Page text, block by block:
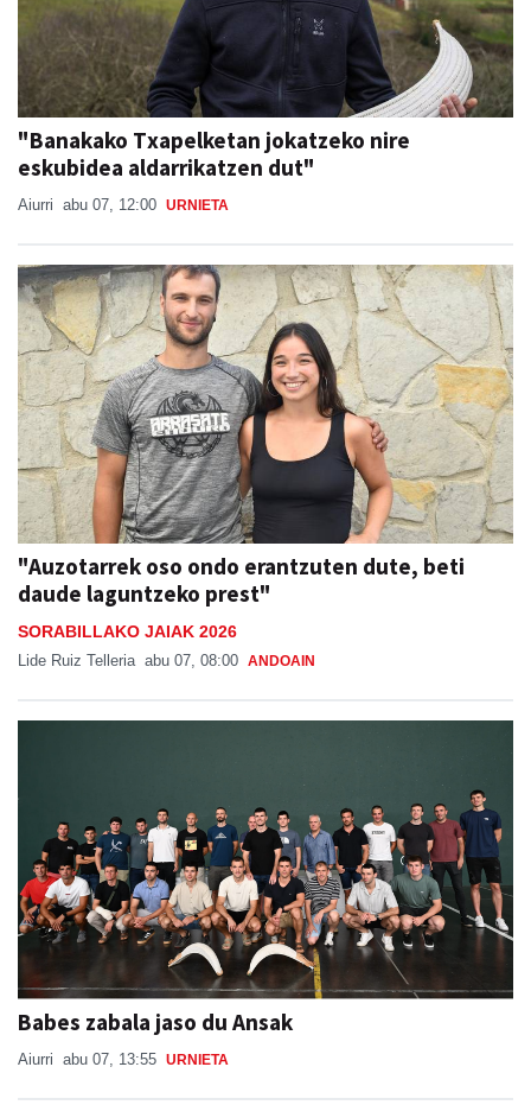
"Banakako Txapelketan jokatzeko nire
eskubidea aldarrikatzen dut"
Aiurri abu 07, 12:00 URNIETA
"Auzotarrek oso ondo erantzuten dute, beti
daude laguntzeko prest"
SORABILLAKO JAIAK 2026
Lide Ruiz Telleria abu 07, 08:00 ANDOAIN
Babes zabala jaso du Ansak
Aiurri abu 07, 13:55 URNIETA